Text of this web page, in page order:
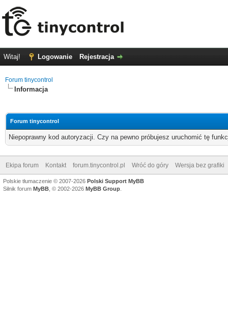
Witaj! Logowanie Rejestracja
Forum tinycontrol
Informacja
Forum tinycontrol
Niepoprawny kod autoryzacji. Czy na pewno próbujesz uruchomić tę
Ekipa forum Kontakt forum.tinycontrol.pl Wróć do góry Wersja bez grafiki
Polskie tłumaczenie © 2007-2026 Polski Support MyBB
Silnik forum MyBB , © 2002-2026 MyBB Group